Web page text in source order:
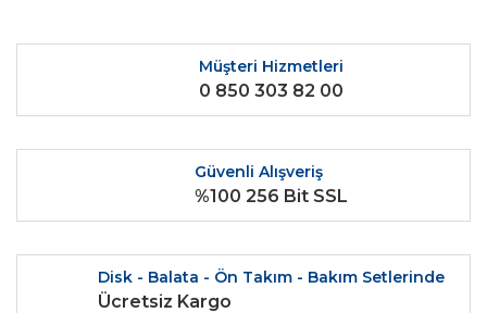
Müşteri Hizmetleri
0 850 303 82 00
Güvenli Alışveriş
%100 256 Bit SSL
Disk - Balata - Ön Takım - Bakım Setlerinde
Ücretsiz Kargo